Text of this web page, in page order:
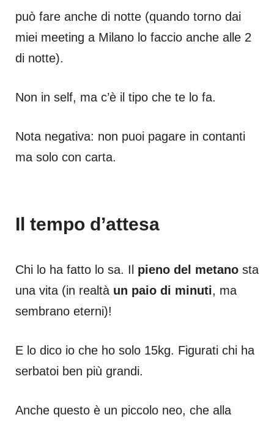
può fare anche di notte (quando torno dai
miei meeting a Milano lo faccio anche alle 2
di notte).
Non in self, ma c’è il tipo che te lo fa.
Nota negativa: non puoi pagare in contanti
ma solo con carta.
Il tempo d’attesa
Chi lo ha fatto lo sa. Il pieno del metano sta
una vita (in realtà un paio di minuti, ma
sembrano eterni)!
E lo dico io che ho solo 15kg. Figurati chi ha
serbatoi ben più grandi.
Anche questo è un piccolo neo, che alla